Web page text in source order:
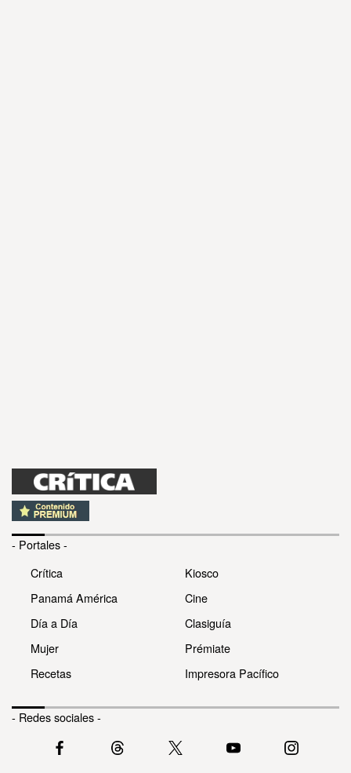
- Portales -
Crítica
Panamá América
Día a Día
Mujer
Recetas
Kiosco
Cine
Clasiguía
Prémiate
Impresora Pacífico
- Redes sociales -